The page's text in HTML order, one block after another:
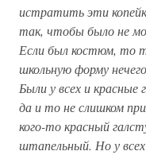
истратить эти
так, чтобы было не
Если был костюм, то
школьную форму
Были у всех и красные
да и то не слишком
кого-то красный
штапельный. Но у